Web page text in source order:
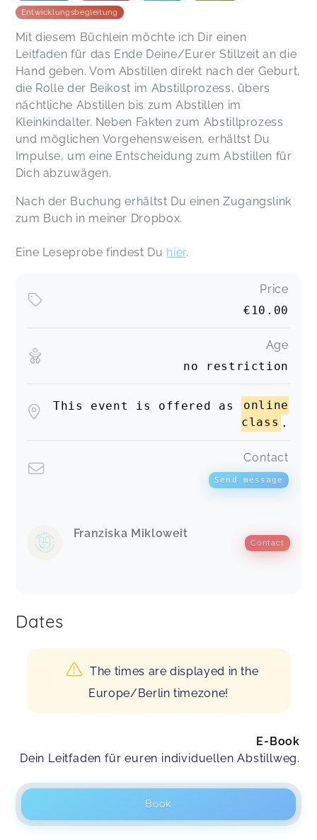
Entwicklungsbegleitung
Mit diesem Büchlein möchte ich Dir einen
Leitfaden für das Ende Deine/Eurer Stillzeit an die
Hand geben. Vom Abstillen direkt nach der Geburt,
die Rolle der Beikost im Abstillprozess, übers
nächtliche Abstillen bis zum Abstillen im
Kleinkindalter. Neben Fakten zum Abstillprozess
und möglichen Vorgehensweisen, erhältst Du
Impulse, um eine Entscheidung zum Abstillen für
Dich abzuwägen.
Nach der Buchung erhältst Du einen Zugangslink
zum Buch in meiner Dropbox.
Eine Leseprobe findest Du hier.
Price
€10.00
Age
no restriction
This event is offered as
online
class .
Contact
Send message
Franziska Mikloweit
Contact
Dates
The times are displayed in the
Europe/Berlin timezone!
E-Book
Dein Leitfaden für euren individuellen Abstillweg.
Book